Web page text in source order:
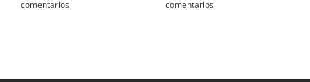
comentarios
comentarios